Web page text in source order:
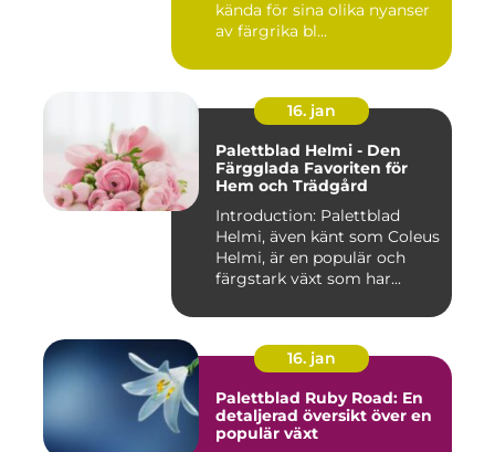
kända för sina olika nyanser
av färgrika bl...
16. jan
Palettblad Helmi - Den
Färgglada Favoriten för
Hem och Trädgård
Introduction: Palettblad
Helmi, även känt som Coleus
Helmi, är en populär och
färgstark växt som har...
16. jan
Palettblad Ruby Road: En
detaljerad översikt över en
populär växt